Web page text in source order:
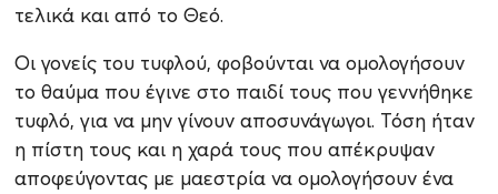
τελικά και από το Θεό.
Οι γονείς του τυφλού, φοβούνται να ομολογήσουν
το θαύμα που έγινε στο παιδί τους που γεννήθηκε
τυφλό, για να μην γίνουν αποσυνάγωγοι. Τόση ήταν
η πίστη τους και η χαρά τους που απέκρυψαν
αποφεύγοντας με μαεστρία να ομολογήσουν ένα